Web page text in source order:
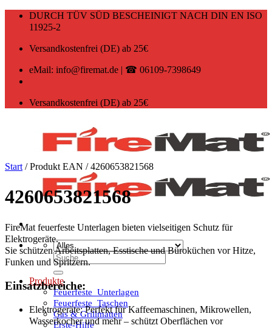
Zum
DURCH TÜV SÜD BESCHEINIGT NACH DIN EN ISO
11925-2
Versandkostenfrei (DE) ab 25€
eMail: info@firemat.de | ☎ 06109-7398649
Versandkostenfrei (DE) ab 25€
Suchen
nach:
Produkte
Feuerfeste_Unterlagen
Feuerfeste_Taschen
Gas & Grillmatten
Erste-Hilfe
Start /Produkt EAN /4260653821568
4260653821568
FireMat feuerfeste Unterlagen bieten vielseitigen Schutz für
Elektrogeräte.
Sie schützen Arbeitsplatten, Esstische und Büroküchen vor Hitze,
Funken und Spritzern.
Einsatzbereiche:
Elektrogeräte: Perfekt für Kaffeemaschinen, Mikrowellen,
Wasserkocher und mehr – schützt Oberflächen vor